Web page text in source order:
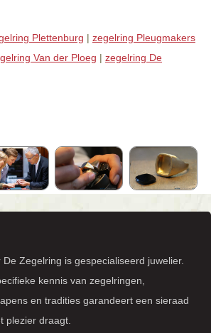
Plettenburg | zegelring Pleugmakers
Van der Ploeg | zegelring De
De Zegelring is gespecialiseerd juwelier.
kennis van zegelringen,
en tradities garandeert een sieraad
plezier draagt.